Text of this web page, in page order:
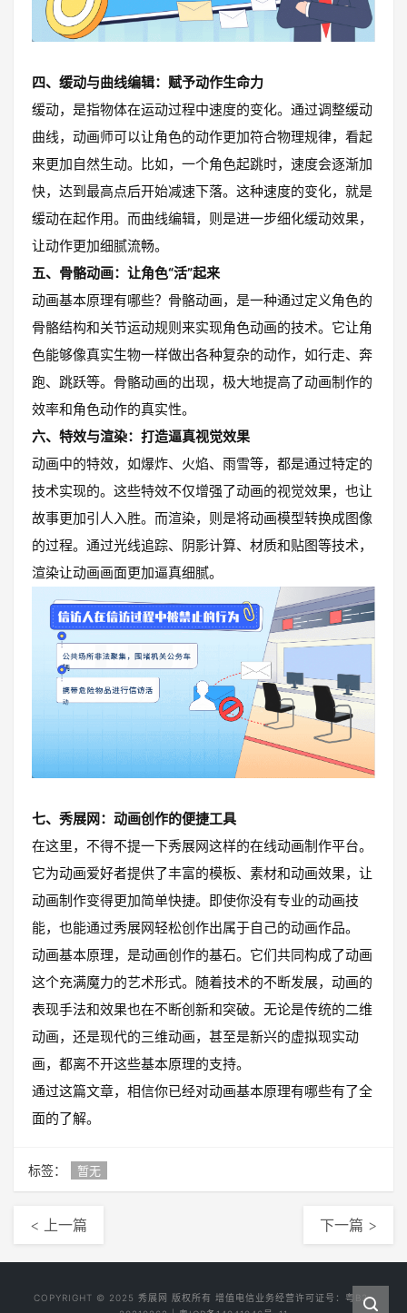
四、缓动与曲线编辑：赋予动作生命力
缓动，是指物体在运动过程中速度的变化。通过调整缓动
曲线，动画师可以让角色的动作更加符合物理规律，看起
来更加自然生动。比如，一个角色起跳时，速度会逐渐加
快，达到最高点后开始减速下落。这种速度的变化，就是
缓动在起作用。而曲线编辑，则是进一步细化缓动效果，
让动作更加细腻流畅。
五、骨骼动画：让角色“活”起来
动画基本原理有哪些？骨骼动画，是一种通过定义角色的
骨骼结构和关节运动规则来实现角色动画的技术。它让角
色能够像真实生物一样做出各种复杂的动作，如行走、奔
跑、跳跃等。骨骼动画的出现，极大地提高了动画制作的
效率和角色动作的真实性。
六、特效与渲染：打造逼真视觉效果
动画中的特效，如爆炸、火焰、雨雪等，都是通过特定的
技术实现的。这些特效不仅增强了动画的视觉效果，也让
故事更加引人入胜。而渲染，则是将动画模型转换成图像
的过程。通过光线追踪、阴影计算、材质和贴图等技术，
渲染让动画画面更加逼真细腻。
七、秀展网：动画创作的便捷工具
在这里，不得不提一下秀展网这样的在线动画制作平台。
它为动画爱好者提供了丰富的模板、素材和动画效果，让
动画制作变得更加简单快捷。即使你没有专业的动画技
能，也能通过秀展网轻松创作出属于自己的动画作品。
动画基本原理，是动画创作的基石。它们共同构成了动画
这个充满魔力的艺术形式。随着技术的不断发展，动画的
表现手法和效果也在不断创新和突破。无论是传统的二维
动画，还是现代的三维动画，甚至是新兴的虚拟现实动
画，都离不开这些基本原理的支持。
通过这篇文章，相信你已经对动画基本原理有哪些有了全
面的了解。
标签： 暂无
< 上一篇 下一篇 >
COPYRIGHT © 2025 秀展网 版权所有 增值电信业务经营许可证号： 粤B2-